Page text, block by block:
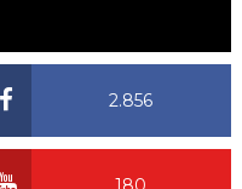
2.856